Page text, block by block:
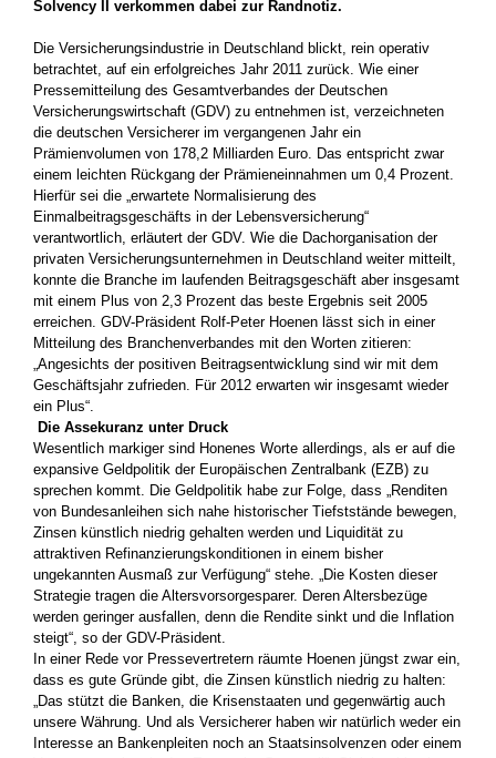
Solvency II verkommen dabei zur Randnotiz.
Die Versicherungsindustrie in Deutschland blickt, rein operativ
betrachtet, auf ein erfolgreiches Jahr 2011 zurück. Wie einer
Pressemitteilung des Gesamtverbandes der Deutschen
Versicherungswirtschaft (GDV) zu entnehmen ist, verzeichneten
die deutschen Versicherer im vergangenen Jahr ein
Prämienvolumen von 178,2 Milliarden Euro. Das entspricht zwar
einem leichten Rückgang der Prämieneinnahmen um 0,4 Prozent.
Hierfür sei die „erwartete Normalisierung des
Einmalbeitragsgeschäfts in der Lebensversicherung“
verantwortlich, erläutert der GDV. Wie die Dachorganisation der
privaten Versicherungsunternehmen in Deutschland weiter mitteilt,
konnte die Branche im laufenden Beitragsgeschäft aber insgesamt
mit einem Plus von 2,3 Prozent das beste Ergebnis seit 2005
erreichen. GDV-Präsident Rolf-Peter Hoenen lässt sich in einer
Mitteilung des Branchenverbandes mit den Worten zitieren:
„Angesichts der positiven Beitragsentwicklung sind wir mit dem
Geschäftsjahr zufrieden. Für 2012 erwarten wir insgesamt wieder
ein Plus“.
Die Assekuranz unter Druck
Wesentlich markiger sind Honenes Worte allerdings, als er auf die
expansive Geldpolitik der Europäischen Zentralbank (EZB) zu
sprechen kommt. Die Geldpolitik habe zur Folge, dass „Renditen
von Bundesanleihen sich nahe historischer Tiefststände bewegen,
Zinsen künstlich niedrig gehalten werden und Liquidität zu
attraktiven Refinanzierungskonditionen in einem bisher
ungekannten Ausmaß zur Verfügung“ stehe. „Die Kosten dieser
Strategie tragen die Altersvorsorgesparer. Deren Altersbezüge
werden geringer ausfallen, denn die Rendite sinkt und die Inflation
steigt“, so der GDV-Präsident.
In einer Rede vor Pressevertretern räumte Hoenen jüngst zwar ein,
dass es gute Gründe gibt, die Zinsen künstlich niedrig zu halten:
„Das stützt die Banken, die Krisenstaaten und gegenwärtig auch
unsere Währung. Und als Versicherer haben wir natürlich weder ein
Interesse an Bankenpleiten noch an Staatsinsolvenzen oder einem